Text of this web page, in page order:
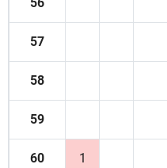
57
58
59
60 1